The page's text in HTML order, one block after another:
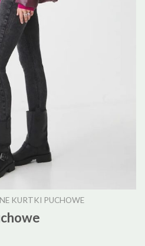
KURTKI PUCHOWE